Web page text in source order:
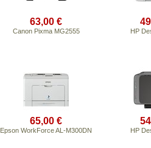
63,00 €
Canon Pixma MG2555 HP
65,00 €
Epson WorkForce AL-M300DN HP